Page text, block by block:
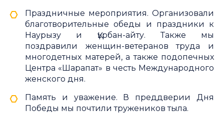
Праздничные мероприятия. Организовали
благотворительные обеды и праздники к
Наурызу и Құрбан-айту. Также мы
поздравили женщин-ветеранов труда и
многодетных матерей, а также подопечных
Центра «Шарапат» в честь Международного
женского дня.
Память и уважение. В преддверии Дня
Победы мы почтили тружеников тыла.